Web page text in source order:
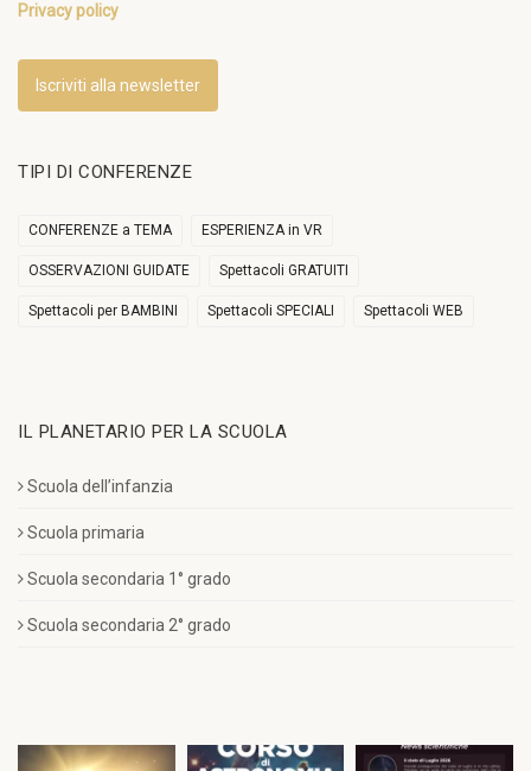
Privacy policy
Iscriviti alla newsletter
TIPI DI CONFERENZE
CONFERENZE a TEMA ESPERIENZA in VR
OSSERVAZIONI GUIDATE Spettacoli GRATUITI
Spettacoli per BAMBINI Spettacoli SPECIALI Spettacoli WEB
IL PLANETARIO PER LA SCUOLA
Scuola dell’infanzia
Scuola primaria
Scuola secondaria 1° grado
Scuola secondaria 2° grado